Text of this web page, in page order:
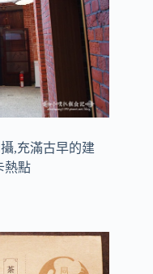
,充滿古早的建
熱點